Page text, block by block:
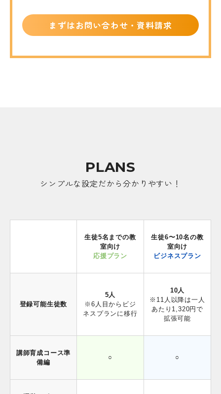
まずはお問い合わせ・資料請求
PLANS
シンプルな設定だから分かりやすい！
生徒5名までの教
室向け
応援プラン
生徒6〜10名の教
室向け
ビジネスプラン
登録可能生徒数
5人
※6人目からビジ
ネスプランに移行
10人
※11人以降は一人
あたり1,320円で
拡張可能
講師育成コース準
備編
○ ○